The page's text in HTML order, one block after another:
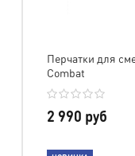
Перчатки для
Combat
2 990 руб
Заказываем не
именные пояса,
спортивный и
тренировочный
прошито аккуратно
рекомендую